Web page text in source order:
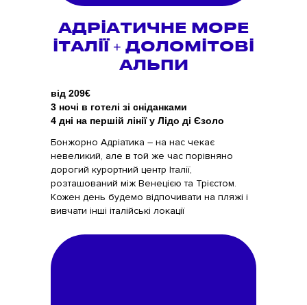
АДРІАТИЧНЕ МОРЕ
ІТАЛІЇ + ДОЛОМІТОВІ
АЛЬПИ
від 209€
3 ночі в готелі зі сніданками
4 дні на першій лінії у Лідо ді Єзоло
Бонжорно Адріатика – на нас чекає
невеликий, але в той же час порівняно
дорогий курортний центр Італії,
розташований між Венецією та Трієстом.
Кожен день будемо відпочивати на пляжі і
вивчати інші італійські локації